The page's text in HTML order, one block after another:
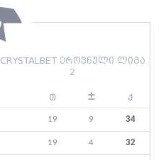
CRYSTALBET ეროვნული ლიგა
2
თ ± ქ
19 9 34
19 4 32